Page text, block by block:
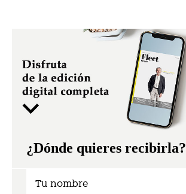
¿Dónde quieres recibirla?